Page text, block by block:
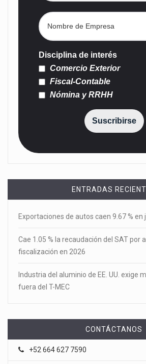
Disciplina de interés
Comercio Exterior
Fiscal-Contable
Nómina y RRHH
Suscribirse
ENTRADAS
Exportaciones de autos caen 9.67 % en
Cae 1.05 % la recaudación del SAT por
fiscalización en 2026
Industria del aluminio de EE. UU. exige
fuera del T-MEC
CONTÁCTANOS
+52 664 627 7590